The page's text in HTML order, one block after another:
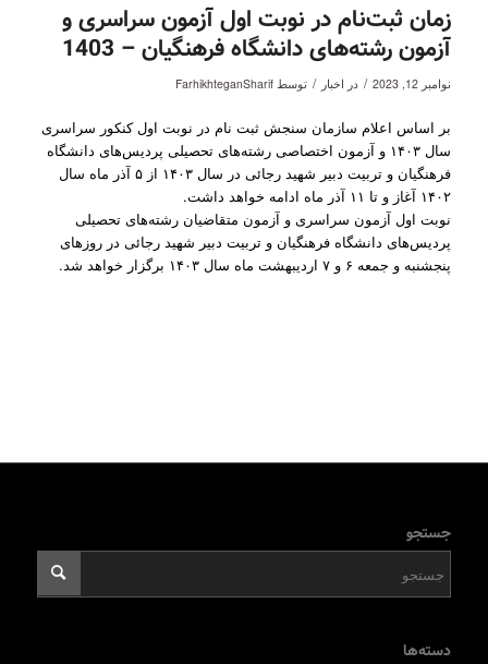
زمان ثبت‌نام در نوبت اول آزمون سراسری و
آزمون رشته‌های دانشگاه فرهنگیان – 1403
نوامبر 12, 2023 / در اخبار / توسط FarhikhteganSharif
بر اساس اعلام سازمان سنجش ثبت نام در نوبت اول کنکور سراسری
سال ۱۴۰۳ و آزمون اختصاصی رشته‌های تحصیلی پردیس‌های دانشگاه
فرهنگیان و تربیت دبیر شهید رجائی در سال ۱۴۰۳ از ۵ آذر ماه سال
۱۴۰۲ آغاز و تا ۱۱ آذر ماه ادامه خواهد داشت.
نوبت اول آزمون سراسری و آزمون متقاضیان رشته‌های تحصیلی
پردیس‌های دانشگاه فرهنگیان و تربیت دبیر شهید رجائی در روزهای
پنجشنبه و جمعه ۶ و ۷ اردیبهشت ماه سال ۱۴۰۳ برگزار خواهد شد.
جستجو
دسته‌ها